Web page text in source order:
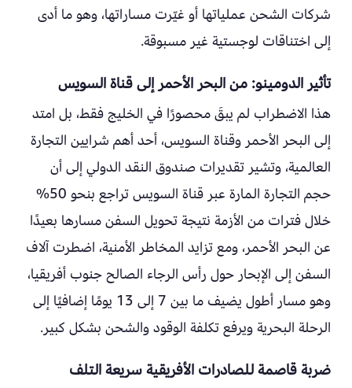
شركات الشحن عملياتها أو غيّرت مساراتها، وهو ما أدى
إلى اختناقات لوجستية غير مسبوقة.
تأثير الدومينو: من البحر الأحمر إلى قناة السويس
هذا الاضطراب لم يبقَ محصورًا في الخليج فقط، بل امتد
إلى البحر الأحمر وقناة السويس، أحد أهم شرايين التجارة
العالمية، وتشير تقديرات صندوق النقد الدولي إلى أن
حجم التجارة المارة عبر قناة السويس تراجع بنحو 50%
خلال فترات من الأزمة نتيجة تحويل السفن مسارها بعيدًا
عن البحر الأحمر، ومع تزايد المخاطر الأمنية، اضطرت آلاف
السفن إلى الإبحار حول رأس الرجاء الصالح جنوب أفريقيا،
وهو مسار أطول يضيف ما بين 7 إلى 13 يومًا إضافيًا إلى
الرحلة البحرية ويرفع تكلفة الوقود والشحن بشكل كبير.
ضربة قاصمة للصادرات الأفريقية سريعة التلف